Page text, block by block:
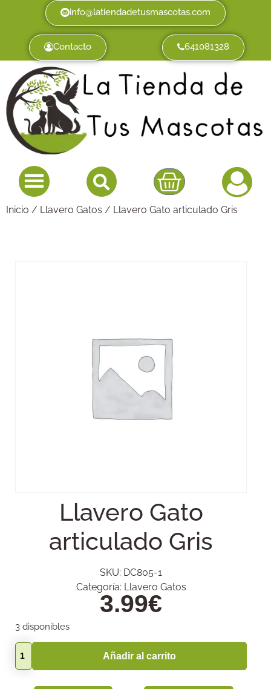
info@latiendadetusmascotas.com
Contacto 641081328
Inicio / Llavero Gatos / Llavero Gato articulado Gris
Llavero Gato
articulado Gris
SKU: DC805-1
Categoría: Llavero Gatos
3.99€
3 disponibles
Añadir al carrito